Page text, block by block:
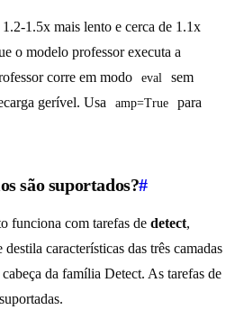
1.5x mais lento e cerca de 1.1x
o modelo professor executa a
corre em modo
eval
sem
gerível. Usa
amp=True
para
são suportados?#
funciona com tarefas de detect,
destila características das três camadas
da família Detect. As tarefas de